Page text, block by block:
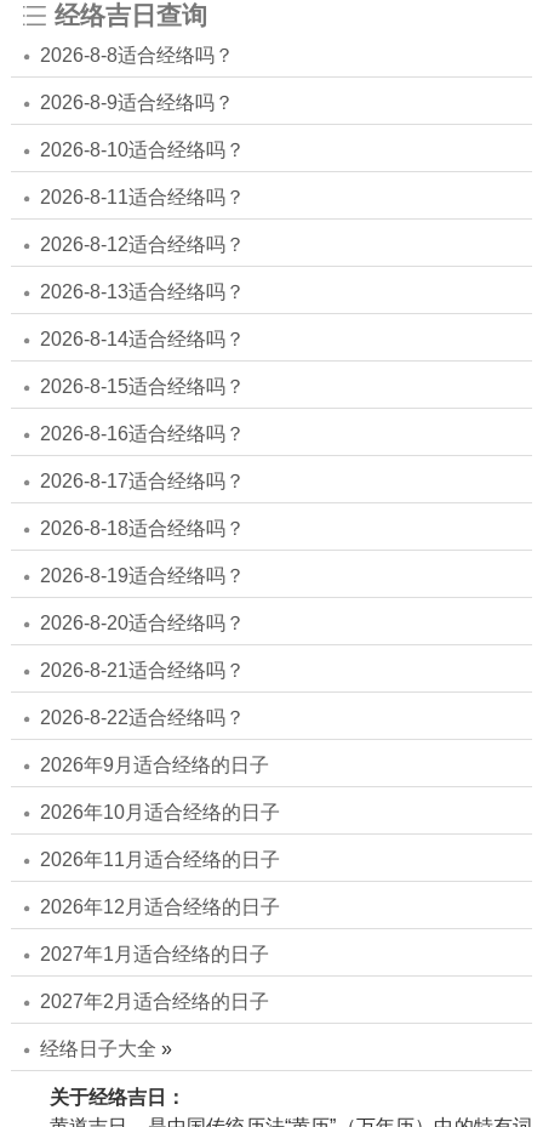
经络吉日查询
2026-8-8适合经络吗？
2026-8-9适合经络吗？
2026-8-10适合经络吗？
2026-8-11适合经络吗？
2026-8-12适合经络吗？
2026-8-13适合经络吗？
2026-8-14适合经络吗？
2026-8-15适合经络吗？
2026-8-16适合经络吗？
2026-8-17适合经络吗？
2026-8-18适合经络吗？
2026-8-19适合经络吗？
2026-8-20适合经络吗？
2026-8-21适合经络吗？
2026-8-22适合经络吗？
2026年9月适合经络的日子
2026年10月适合经络的日子
2026年11月适合经络的日子
2026年12月适合经络的日子
2027年1月适合经络的日子
2027年2月适合经络的日子
经络日子大全 »
关于经络吉日：